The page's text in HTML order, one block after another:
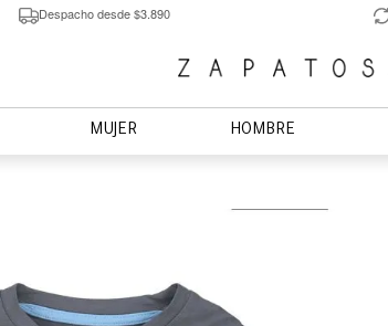
Despacho desde $3.890
MUJER HOMBRE